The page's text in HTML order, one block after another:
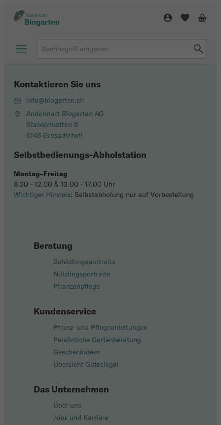
Beratung
Schädlingsportraits
Nützlingsportraits
Pflanzenpflege
Kundenservice
Pflanz- und Pflegeanleitungen
Persönliche Gartenberatung
Geschenkideen
Übersicht Gütesiegel
Das Unternehmen
Über uns
Jobs und Karriere
Kontaktieren Sie uns
info@biogarten.ch
Andermatt Biogarten AG
Stahlermatten 6
6146 Grossdietwil
Selbstbedienungs-Abholstation
Montag–Freitag
8.30 - 12.00 & 13.00 - 17.00 Uhr
Wichtiger Hinweis: Selbstabholung nur auf Vorbestellung